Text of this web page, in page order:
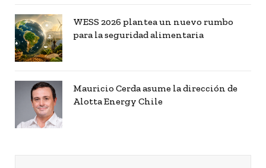
WESS 2026 plantea un nuevo rumbo
para la seguridad alimentaria
Mauricio Cerda asume la dirección de
Alotta Energy Chile